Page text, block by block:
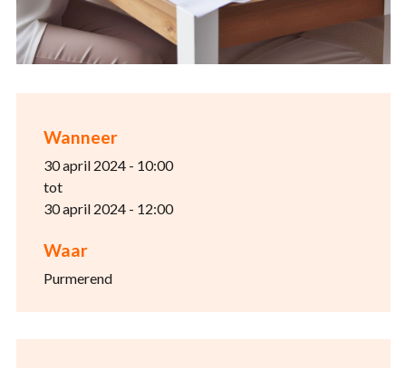
Wanneer
30 april 2024 - 10:00
tot
30 april 2024 - 12:00
Waar
Purmerend